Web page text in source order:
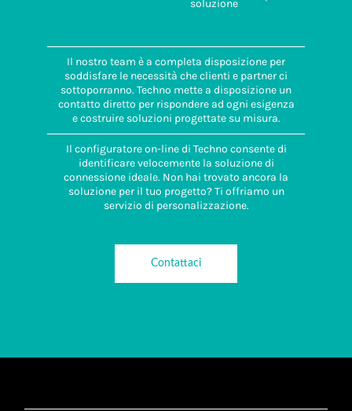
soluzione
Il nostro team è a completa disposizione per
soddisfare le necessità che clienti e partner ci
sottoporranno. Techno mette a disposizione un
contatto diretto per rispondere ad ogni esigenza
e costruire soluzioni progettate su misura.
Il configuratore on-line di Techno consente di
identificare velocemente la soluzione di
connessione ideale. Non hai trovato ancora la
soluzione per il tuo progetto? Ti offriamo un
servizio di personalizzazione.
Contattaci